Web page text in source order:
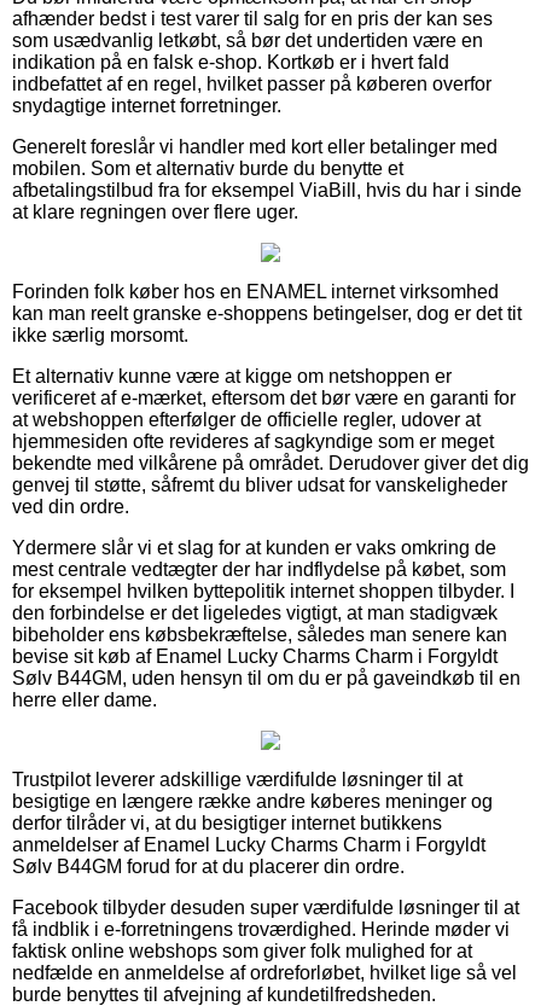
afhænder bedst i test varer til salg for en pris der kan ses
som usædvanlig letkøbt, så bør det undertiden være en
indikation på en falsk e-shop. Kortkøb er i hvert fald
indbefattet af en regel, hvilket passer på køberen overfor
snydagtige internet forretninger.
Generelt foreslår vi handler med kort eller betalinger med
mobilen. Som et alternativ burde du benytte et
afbetalingstilbud fra for eksempel ViaBill, hvis du har i sinde
at klare regningen over flere uger.
Forinden folk køber hos en ENAMEL internet virksomhed
kan man reelt granske e-shoppens betingelser, dog er det tit
ikke særlig morsomt.
Et alternativ kunne være at kigge om netshoppen er
verificeret af e-mærket, eftersom det bør være en garanti for
at webshoppen efterfølger de officielle regler, udover at
hjemmesiden ofte revideres af sagkyndige som er meget
bekendte med vilkårene på området. Derudover giver det dig
genvej til støtte, såfremt du bliver udsat for vanskeligheder
ved din ordre.
Ydermere slår vi et slag for at kunden er vaks omkring de
mest centrale vedtægter der har indflydelse på købet, som
for eksempel hvilken byttepolitik internet shoppen tilbyder. I
den forbindelse er det ligeledes vigtigt, at man stadigvæk
bibeholder ens købsbekræftelse, således man senere kan
bevise sit køb af Enamel Lucky Charms Charm i Forgyldt
Sølv B44GM, uden hensyn til om du er på gaveindkøb til en
herre eller dame.
Trustpilot leverer adskillige værdifulde løsninger til at
besigtige en længere række andre køberes meninger og
derfor tilråder vi, at du besigtiger internet butikkens
anmeldelser af Enamel Lucky Charms Charm i Forgyldt
Sølv B44GM forud for at du placerer din ordre.
Facebook tilbyder desuden super værdifulde løsninger til at
få indblik i e-forretningens troværdighed. Herinde møder vi
faktisk online webshops som giver folk mulighed for at
nedfælde en anmeldelse af ordreforløbet, hvilket lige så vel
burde benyttes til afvejning af kundetilfredsheden.